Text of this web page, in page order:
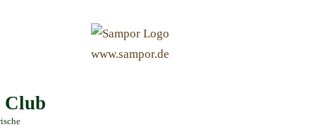
Club
www.sampor.de